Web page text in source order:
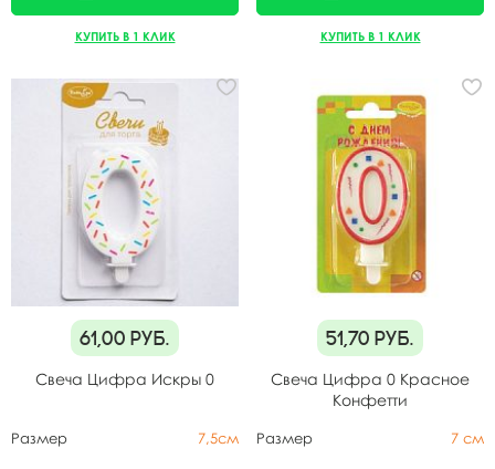
КУПИТЬ В 1 КЛИК КУПИТЬ В 1 КЛИК
61,00 руб.
Свеча Цифра Искры 0
Размер 7,5см
51,70 руб.
Свеча Цифра 0 Красное
Конфетти
Размер 7 см